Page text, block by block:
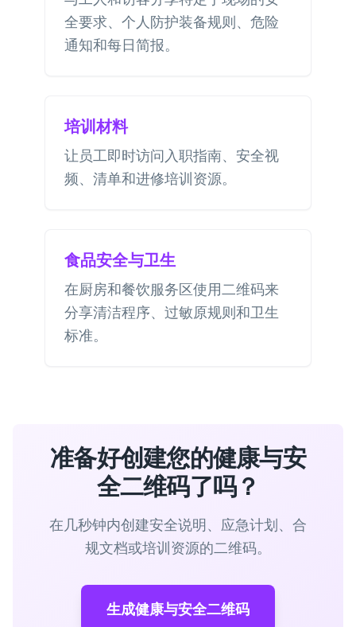
全要求、个人防护装备规则、危险
通知和每日简报。
培训材料
让员工即时访问入职指南、安全视
频、清单和进修培训资源。
食品安全与卫生
在厨房和餐饮服务区使用二维码来
分享清洁程序、过敏原规则和卫生
标准。
准备好创建您的健康与安
全二维码了吗？
在几秒钟内创建安全说明、应急计划、合
规文档或培训资源的二维码。
生成健康与安全二维码